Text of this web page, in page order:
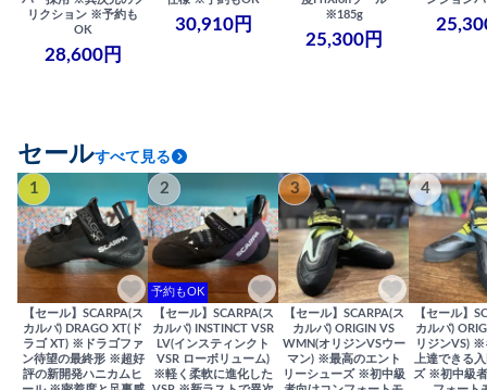
リクション ※予約も
OK
28,600円
30,910円
※185g
25,300円
セールすべて見る
1
【セール】SCARPA(ス
カルパ) DRAGO XT(ド
ラゴ XT) ※ドラゴファ
ン待望の最終形 ※超好
評の新開発ハニカムヒ
2
予約もOK
【セール】SCARPA(ス
カルパ) INSTINCT VSR
LV(インスティンクト
VSR ローボリューム)
※軽く柔軟に進化した
3
【セール】SCARPA(ス
カルパ) ORIGIN VS
WMN(オリジンVSウー
マン) ※最高のエント
リーシューズ ※初中級
4
【セール】
カルパ)
リジンVS) ※
上達できる
ズ ※初中級